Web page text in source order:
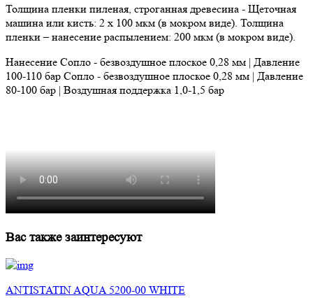
Толщина пленки пиленая, строганная древесина - Щеточная
машина или кисть: 2 x 100 мкм (в мокром виде). Толщина
пленки – нанесение распылением: 200 мкм (в мокром виде).
Нанесение Cопло - безвоздушное плоское 0,28 мм | Давление
100-110 бар Cопло - безвоздушное плоское 0,28 мм | Давление
80-100 бар | Воздушная поддержка 1,0-1,5 бар
Вас также заинтересуют
ANTISTATIN AQUA 5200-00 WHITE